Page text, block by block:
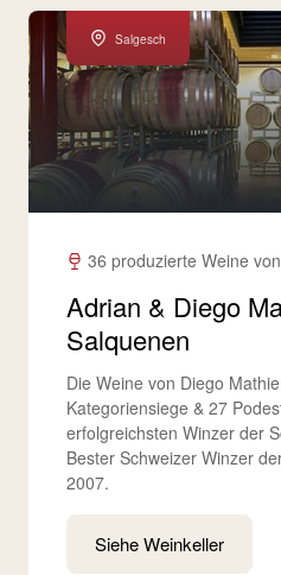
Salgesch
36 produzierte Weine
Adrian & Diego
Salquenen
Die Weine von Diego
Kategoriensiege & 27
erfolgreichsten Winzer der
Bester Schweizer Winzer
2007.
Siehe Weinkeller